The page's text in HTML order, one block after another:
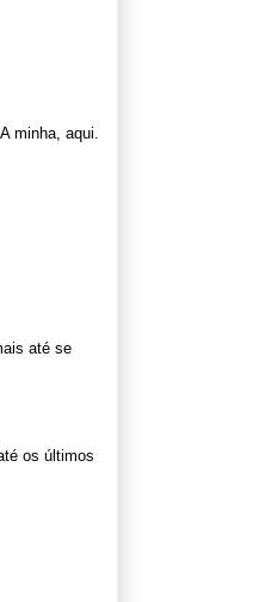
minha, aqui.
até se
os últimos